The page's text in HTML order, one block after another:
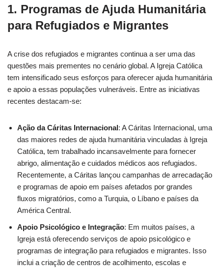
1. Programas de Ajuda Humanitária
para Refugiados e Migrantes
A crise dos refugiados e migrantes continua a ser uma das
questões mais prementes no cenário global. A Igreja Católica
tem intensificado seus esforços para oferecer ajuda humanitária
e apoio a essas populações vulneráveis. Entre as iniciativas
recentes destacam-se:
Ação da Cáritas Internacional : A Cáritas Internacional, uma
das maiores redes de ajuda humanitária vinculadas à Igreja
Católica, tem trabalhado incansavelmente para fornecer
abrigo, alimentação e cuidados médicos aos refugiados.
Recentemente, a Cáritas lançou campanhas de arrecadação
e programas de apoio em países afetados por grandes
fluxos migratórios, como a Turquia, o Líbano e países da
América Central.
Apoio Psicológico e Integração: Em muitos países, a
Igreja está oferecendo serviços de apoio psicológico e
programas de integração para refugiados e migrantes. Isso
inclui a criação de centros de acolhimento, escolas e